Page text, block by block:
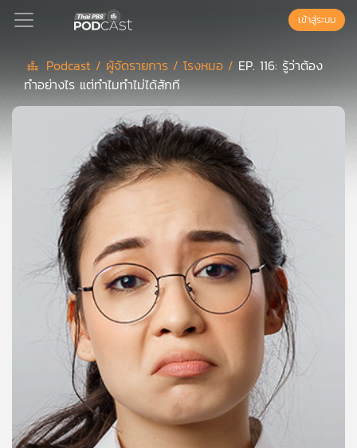
Podcast
เพล
เพลง
เข้าสู่ระบบ
Podcast / ผู้จัดรายการ /โรงหมอ / EP. 116: รู้ว่าต้อง
ทำอย่างไร แต่ทำไมทำไม่ได้สักที